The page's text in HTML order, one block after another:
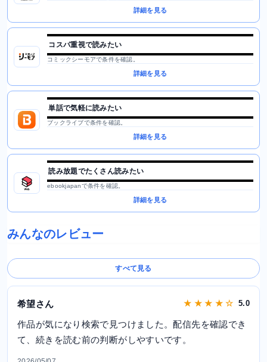
詳細を見る
コスパ重視で読みたい
コミックシーモアで条件を確認。
詳細を見る
単話で気軽に読みたい
ブックライブで条件を確認。
詳細を見る
読み放題でたくさん読みたい
ebookjapanで条件を確認。
詳細を見る
みんなのレビュー
すべて見る
希望さん ★ ★ ★ ★ ☆ 5.0
作品が気になり検索で見つけました。配信先を確認でき
て、続きを読む前の判断がしやすいです。